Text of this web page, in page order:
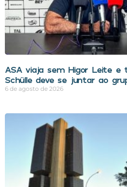
ASA viaja sem Higor Leite e
Schülle deve se juntar ao
6 de agosto de 2026